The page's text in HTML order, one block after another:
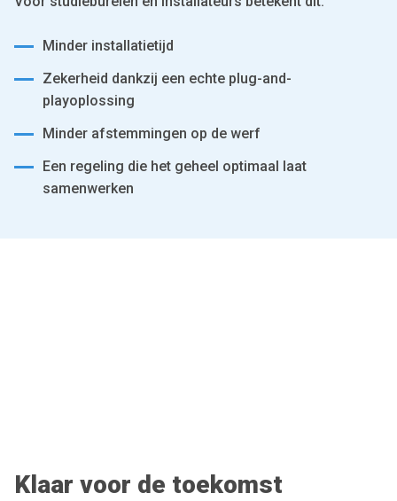
of their services.
Minder installatietijd
Zekerheid dankzij een echte plug-and-
playoplossing
Minder afstemmingen op de werf
Een regeling die het geheel optimaal laat
samenwerken
Klaar voor de toekomst